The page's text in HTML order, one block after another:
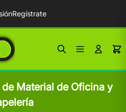
Regístrate
Material de Oficina y